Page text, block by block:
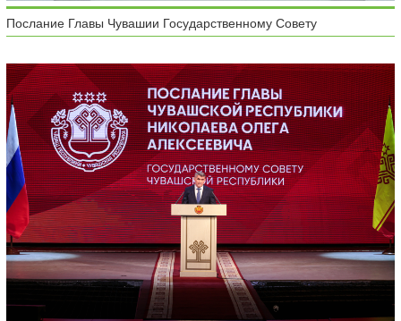
Послание Главы Чувашии Государственному Совету